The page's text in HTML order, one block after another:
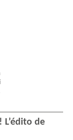
L’édito de